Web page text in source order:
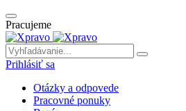
Pracujeme
Prihlásiť sa
Otázky a odpovede
Pracovné ponuky